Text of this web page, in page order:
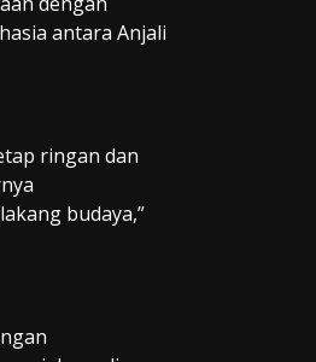
antara Anjali
ringan dan
budaya,”